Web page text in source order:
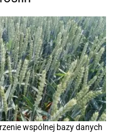
wspólnej bazy danych